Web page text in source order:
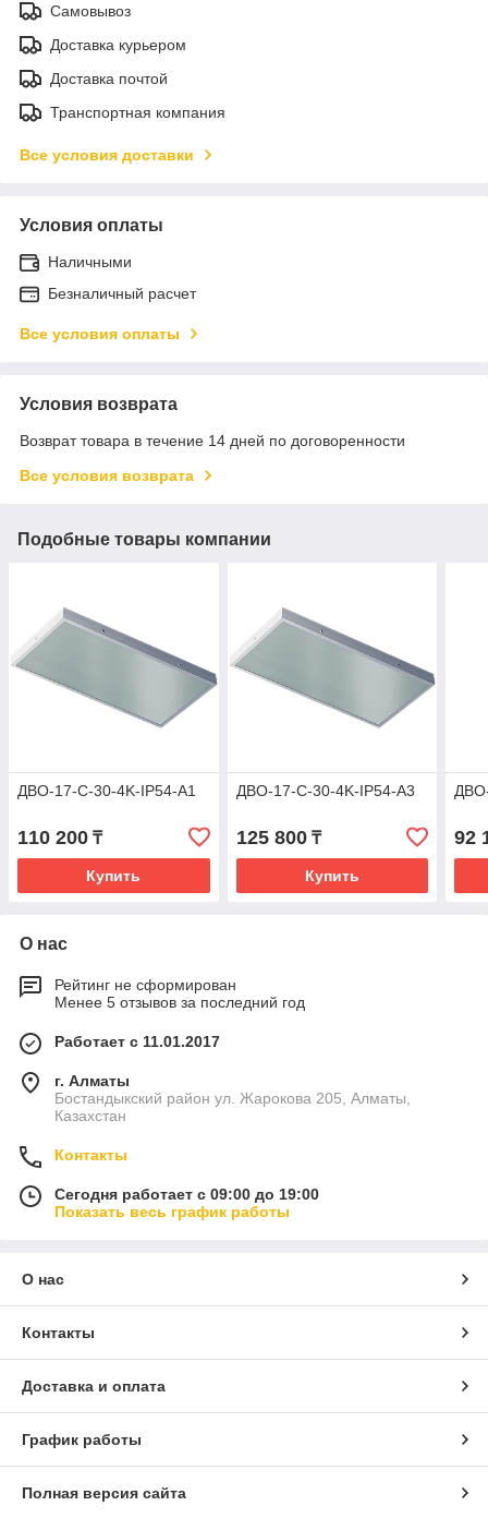
Самовывоз
Доставка курьером
Доставка почтой
Транспортная компания
Все условия доставки
Условия оплаты
Наличными
Безналичный расчет
Все условия оплаты
Условия возврата
Возврат товара в течение 14 дней по договоренности
Все условия возврата
Подобные товары компании
ДВО-17-С-30-4K-IP54-A1
110 200 ₸
Купить
ДВО-17-С-30-4K-IP54-A3
125 800₸
Купить
92
О нас
Рейтинг не сформирован
Менее 5 отзывов за последний год
Работает с 11.01.2017
г. Алматы
Бостандыкский район ул. Жарокова 205, Алматы,
Казахстан
Контакты
Сегодня работает с 09:00 до 19:00
Показать весь график работы
О нас
Контакты
Доставка и оплата
График работы
Полная версия сайта